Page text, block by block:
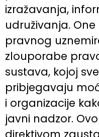
izražavanja,
udruživanja.
pravnog
zlouporabe
sustava, kojoj
pribjegavaju
i organizacije
javni nadzor.